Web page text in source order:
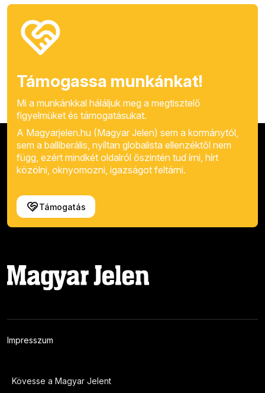
Támogassa munkánkat!
Mi a munkánkkal háláljuk meg a megtisztelő
figyelmüket és támogatásukat.
A Magyarjelen.hu (Magyar Jelen) sem a kormánytól,
sem a balliberális, nyíltan globalista ellenzéktől nem
függ, ezért mindkét oldalról őszintén tud írni, hírt
közölni, oknyomozni, igazságot feltárni.
Támogatás
Impresszum
Kövesse a Magyar Jelent